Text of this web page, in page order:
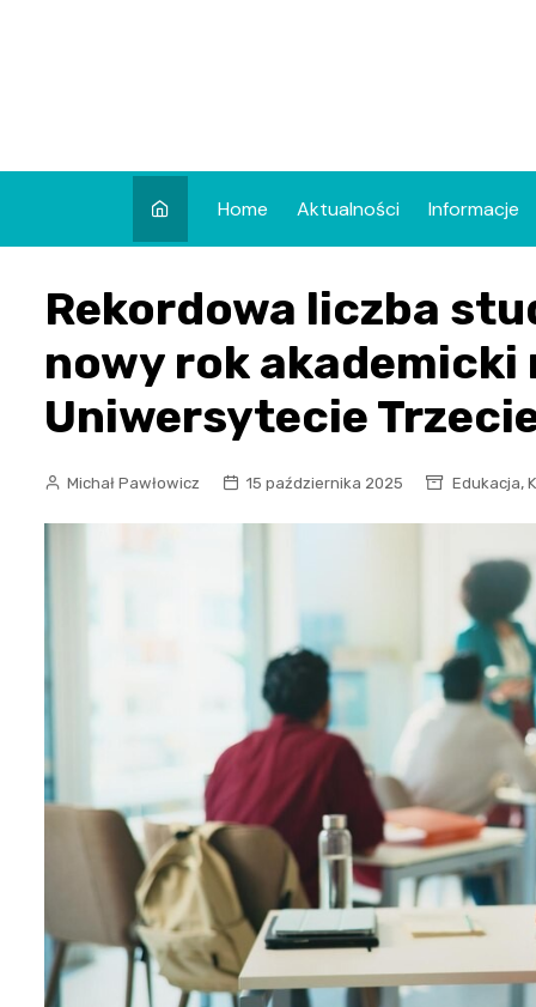
Home Aktualności Informacje
Rekordowa liczba
nowy rok akademicki
Uniwersytecie
Michał Pawłowicz 15 października 2025 Edukacja,